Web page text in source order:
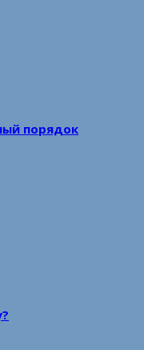
порядок